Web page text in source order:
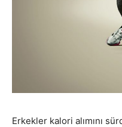
Erkekler kalori alımını